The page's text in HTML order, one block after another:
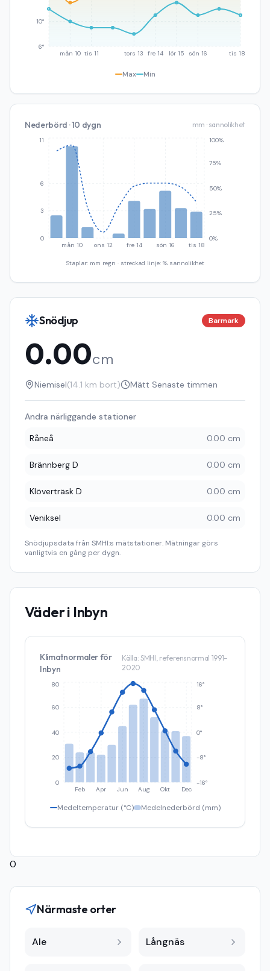
mån 10 tis 11 tors 13 fre 14 lör 15 sön 16 tis 18
6°
10°
Max Min
Nederbörd · 10 dygn mm · sannolikhet
mån 10 ons 12 fre 14 sön 16 tis 18
0
3
6
11
0%
25%
50%
75%
100%
Staplar: mm regn · streckad linje: % sannolikhet
Snödjup Barmark
0.00cm
Niemisel(14.1 km bort) Mätt Senaste timmen
Andra närliggande stationer
Råneå
0.00 cm
Brännberg D 0.00 cm
Klöverträsk D 0.00 cm
Veniksel 0.00 cm
Snödjupsdata från SMHI:s mätstationer. Mätningar görs
vanligtvis en gång per dygn.
Väder i Inbyn
Klimatnormaler för
Inbyn
Källa: SMHI, referensnormal 1991–
2020
Feb Apr Jun Aug Okt Dec
0
20
40
60
80
-16°
-8°
0°
8°
16°
Medeltemperatur (°C) Medelnederbörd (mm)
0
Närmaste orter
Ale Långnäs